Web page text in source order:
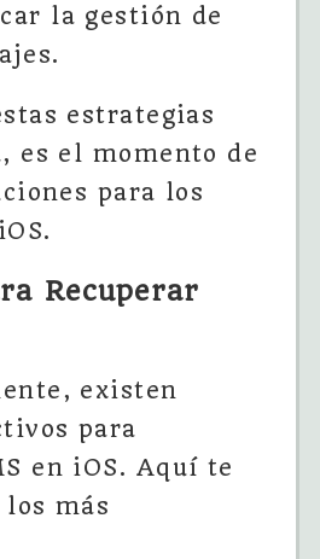
la gestión de
estrategias
es el momento de
para los
Recuperar
existen
para
en iOS. Aquí te
más